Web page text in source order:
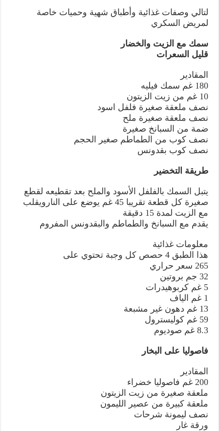
لتالي وصفات غذائية وأطباق شهية وحميات خاصة
لمريض السكري
سمك مع الزيت والخضار
قليل السعرات
المقادير
180 غم سمك فيليه
10 غم من زيت الزيتون
نصف ملعقة صغيرة فلفل اسود
نصف ملعقة صغيرة ملح
ضمة من السبانخ صغيرة
نصف كوب من الطماطم صغير الحجم
نصف كوب بقدونس
طريقة التخضير
يتبل السمك بالفلفل الأسود والملح بعد تقطيعه لقطع
صغيرة كل قطعة تقريبا 45 غم يوضع على النارويقلب
مع الزيت لمدة 15 دقيقة
يقدم مع السبانخ والطماطم والبقدونس المفروم
معلومات غذائية
هذا الطبق 4 حصص كل وجبة تحتوي على
265 سعر حراري
32 جم بروتين
5 غم كربوهيدرات
1 غم الياف
13 غم دهون غير مشبعة
59 غم كوليسترول
8.3 غم صوديوم
فاصوليا على البخار
المقادير
200 غم فاصوليا خضراء
ملعقة صغيرة من زيت الزيتون
ملعقة كبيرة من عصير الليمون
نصف ليمونة شرحات
ورقة غار